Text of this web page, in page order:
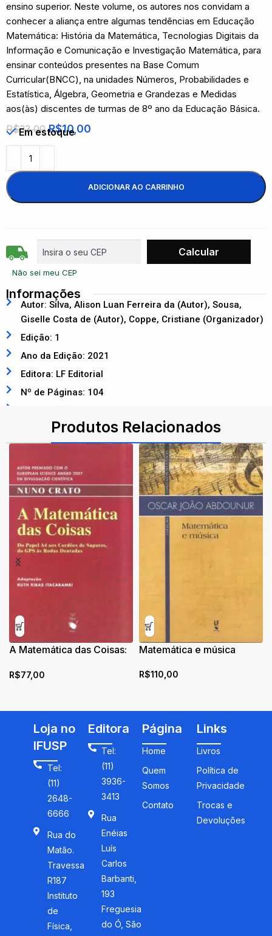
ensino superior. Neste volume, os autores nos convidam a
conhecer a aliança entre algumas tendências em Educação
Matemática: História da Matemática, Tecnologias Digitais da
Informação e Comunicação e Investigação Matemática, para
ensinar conteúdos presentes na Base Comum
Curricular(BNCC), na unidades Números, Probabilidades e
Estatística, Álgebra, Geometria e Grandezas e Medidas
aos(às) discentes de turmas de 8º ano da Educação Básica.
R$33,00 R$10,00
Em estoque
ADICIONAR AO CARRINHO
Não sei meu CEP
Informações
Autor: Silva, Alison Luan Ferreira da (Autor), Sousa,
Giselle Costa de (Autor), Coppe, Cristiane (Organizador)
Edição: 1
Ano da Edição: 2021
Editora: LF Editorial
Nº de Páginas: 104
Produtos Relacionados
A Matemática das Coisas:
de Sapatos, do GPS às
R$77,00
Matemática e música
R$110,00
Loja no
IFUSP
Tel:
(11)
2648-
6666
Rua do
Matão.
Travessa
R187
Instituto
de
Física,
Editora
Tel:
(11)
3936-
3413
Rua
Enéias
Luís
Carlos
Barbanti,
193
Freguesia
do Ó, São
Página
Home
Quem
Somos
Contato
Links
Livros
Política de
Privacidade
Trocas e
Devoluções